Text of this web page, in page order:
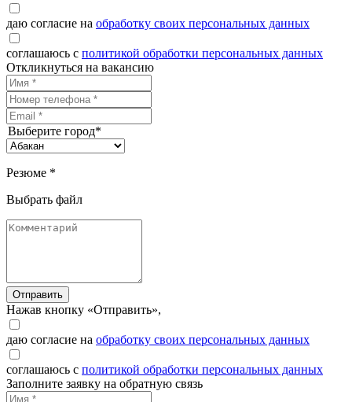
даю согласие на обработку своих персональных данных
соглашаюсь с политикой обработки персональных данных
Откликнуться на вакансию
Выберите город*
Резюме *
Выбрать файл
Отправить
Нажав кнопку «Отправить»,
даю согласие на обработку своих персональных данных
соглашаюсь с политикой обработки персональных данных
Заполните заявку на обратную связь